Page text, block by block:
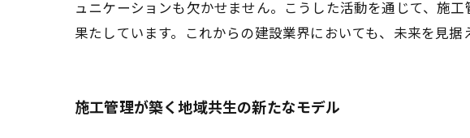
ュニケーションも欠かせません。こうした活動を通じて、施
果たしています。これからの建設業界においても、未来を見
施工管理が築く地域共生の新たなモデル